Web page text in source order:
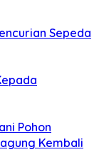
Sepeda
Pohon
Kembali